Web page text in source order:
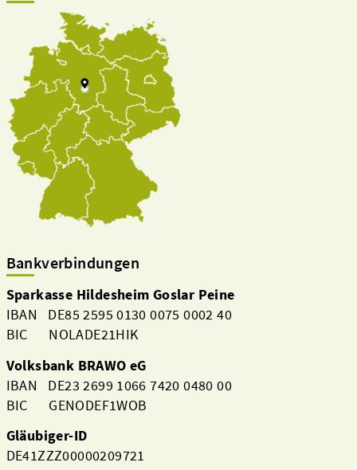
Bankverbindungen
Sparkasse Hildesheim Goslar Peine
IBAN DE85 2595 0130 0075 0002 40
BIC NOLADE21HIK
Volksbank BRAWO eG
IBAN DE23 2699 1066 7420 0480 00
BIC GENODEF1WOB
Gläubiger-ID
DE41ZZZ00000209721